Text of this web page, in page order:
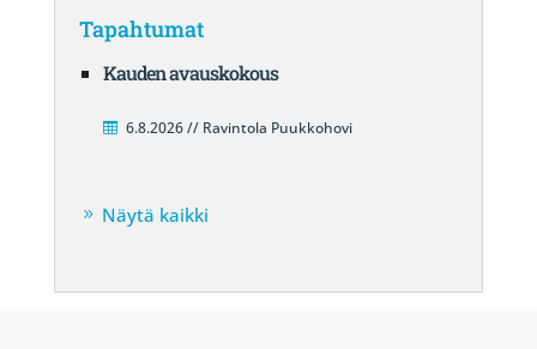
Tapahtumat
Kauden avauskokous
6.8.2026 // Ravintola Puukkohovi
Näytä kaikki